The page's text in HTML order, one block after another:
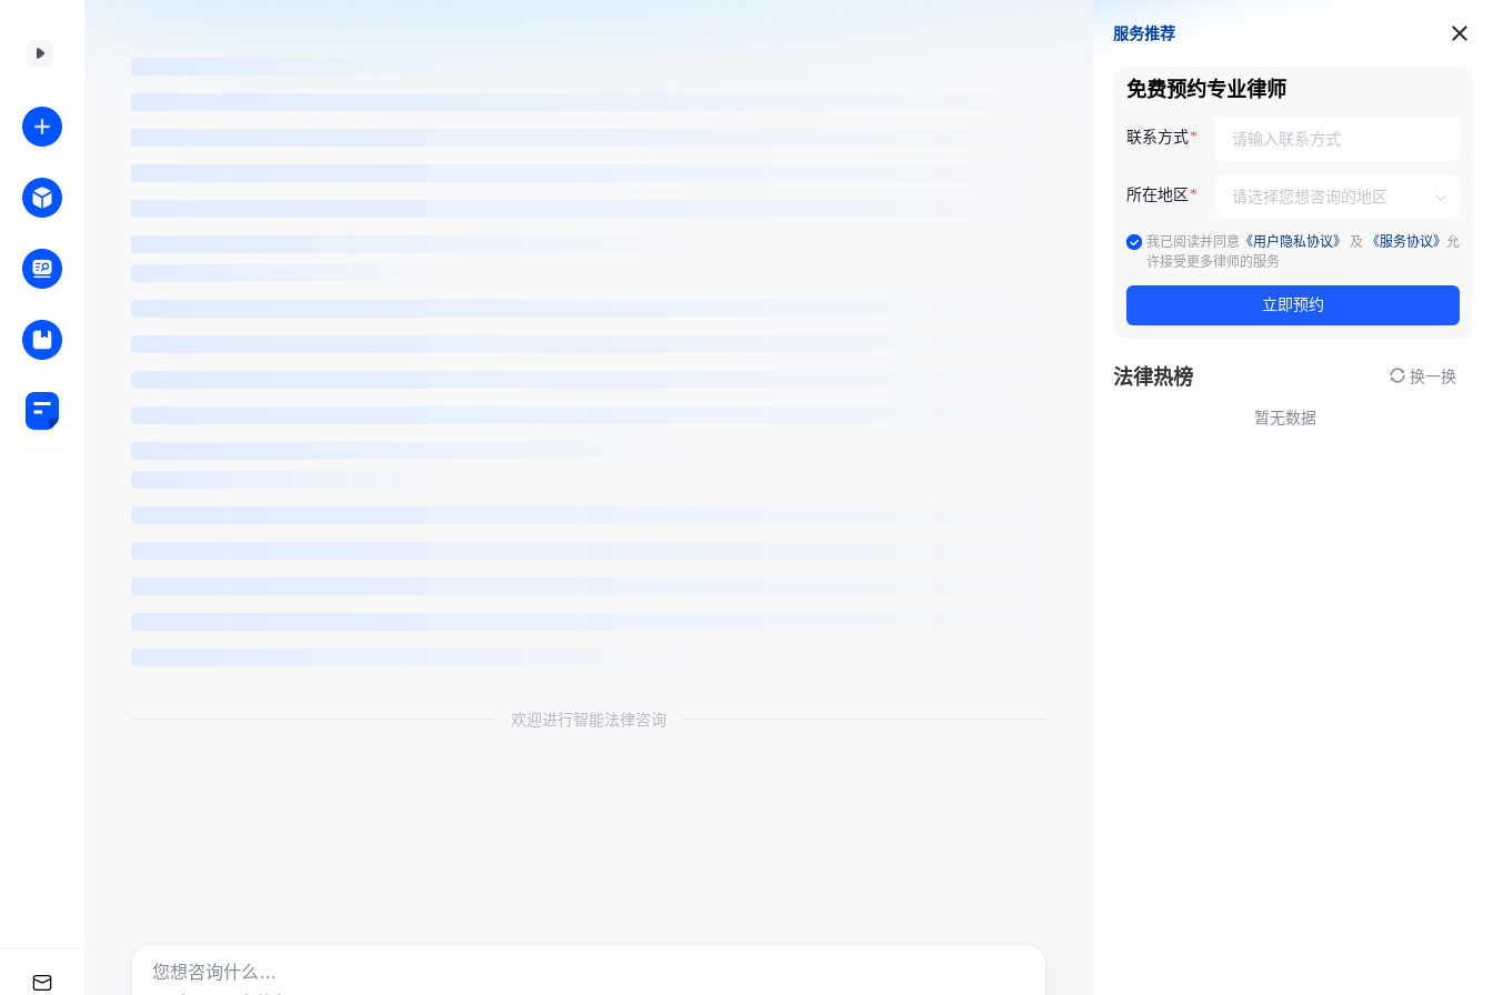
欢迎进行智能法律咨询
服务推荐
服务推荐
免费预约专业律师
联系方式
所在地区
我已阅读并同意 《用户隐私协议》 及 《服务协议》 允
许接受更多律师的服务
立即预约
法律热榜 换一换
暂无数据